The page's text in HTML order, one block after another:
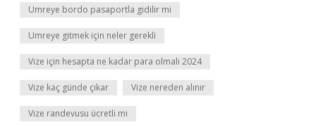
Umreye bordo pasaportla gidilir mi
Umreye gitmek için neler gerekli
Vize için hesapta ne kadar para olmalı 2024
Vize kaç günde çıkar Vize nereden alınır
Vize randevusu ücretli mi